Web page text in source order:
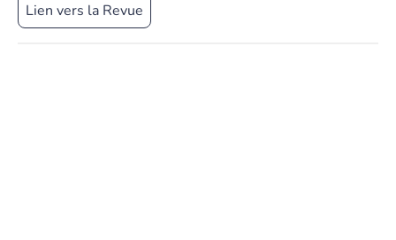
Lien vers la Revue